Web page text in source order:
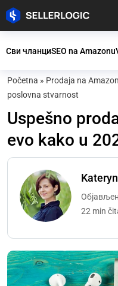
Сви чланциSEO na Amazonu
Početna » Prodaja na
poslovna stvarnost
Uspešno
evo kako u
22 min